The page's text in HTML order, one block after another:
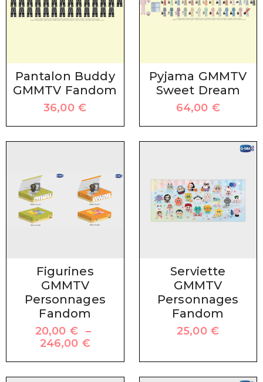
Pantalon Buddy
GMMTV Fandom
36,00€
Pyjama GMMTV
Sweet Dream
64,00 €
Figurines
GMMTV
Personnages
Fandom
20,00 € –
246,00 €
Serviette
GMMTV
Personnages
Fandom
25,00€